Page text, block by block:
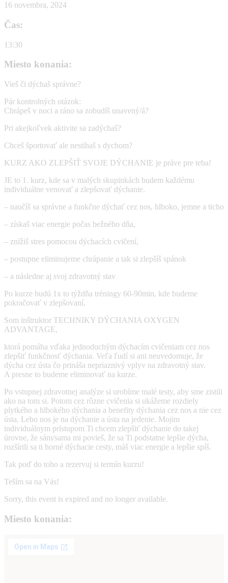
16 novembra, 2024
Čas:
13:30
Miesto konania:
Vieš či dýchaš správne?
Pár kontrolných otázok:
Chrápeš v noci a ráno sa zobudíš unavený/á?
Pri akejkoľvek aktivite sa zadýchaš?
Chceš športovať ale nestíhaš s dychom?
KURZ AKO ZLEPŠIŤ SVOJE DÝCHANIE je práve pre teba!
JE to 1. kurz, kde sa v malých skupinkách budem každému
individuálne venovať a zlepšovať dýchanie.
– naučíš sa správne a funkčne dýchať cez nos, hlboko, jemne a ticho
– získaš viac energie počas bežného dňa,
– znížiš stres pomocou dýchacích cvičení,
– postupne eliminujeme chrápanie a tak si zlepšíš spánok
– a následne aj svoj zdravotný stav
Po kurze budú 1x to týždňa tréningy 60-90min, kde budeme
pokračovať v zlepšovaní.
Som inštruktor TECHNIKY DÝCHANIA OXYGEN
ADVANTAGE,
ktorá pomáha vďaka jednoduchým dýchacím cvičeniam cez nos
zlepšiť funkčnosť dýchania. Veľa ľudí si ani neuvedomuje, že
dýcha cez ústa čo prináša nepriaznivý vplyv na zdravotný stav.
A presne to budeme eliminovať na kurze.
Po vstupnej zdravotnej analýze si urobíme malé testy, aby sme zistili
ako na tom si. Potom cez rôzne cvičenia si ukážeme rozdiely
plytkého a hlbokého dýchania a benefity dýchania cez nos a nie cez
ústa. Lebo nos je na dýchanie a ústa na jedenie. Mojim
individuálnym prístupom Ti chcem zlepšiť dýchanie do takej
úrovne, že sám/sama mi povieš, že sa Ti podstatne lepšie dýcha,
rozšírili sa ti horné dýchacie cesty, máš viac energie a lepšie spíš.
Tak poď do toho a rezervuj si termín kurzu!
Teším sa na Vás!
Sorry, this event is expired and no longer available.
Miesto konania: